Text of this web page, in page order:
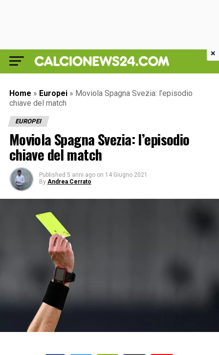
Home » Europei » Moviola Spagna Svezia: l’episodio
chiave del match
EUROPEI
Moviola Spagna Svezia: l’episodio
chiave del match
Published 5 anni ago on 14 Giugno 2021
By Andrea Cerrato
×